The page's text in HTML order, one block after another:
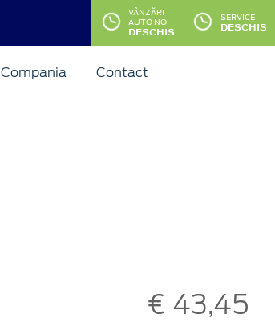
VÂNZĂRI
AUTO NOI
DESCHIS
SERVICE
DESCHIS
Compania Contact
€ 43,45